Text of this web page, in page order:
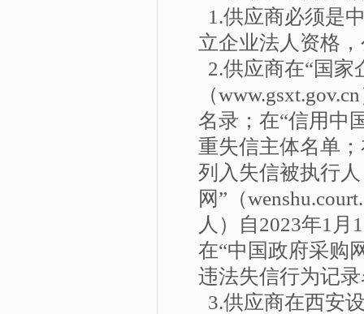
1.供应商必须是
立企业法人资格
2.供应商在“国家
（
名录；在“信用中
重失信主体名单；
列入失信被执行
网”（
人）自2023年1
在“中国政府采购
违法失信行为记
3.供应商在西安